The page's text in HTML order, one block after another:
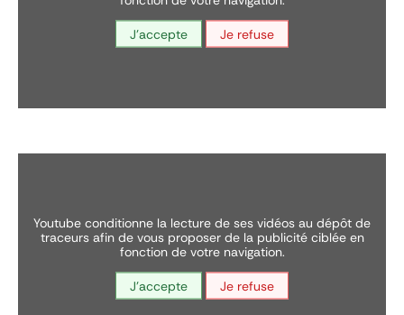
J'accepte Je refuse
youtube conditionne la lecture de ses vidéos au dépôt de
traceurs afin de vous proposer de la publicité ciblée en
fonction de votre navigation.
J'accepte Je refuse